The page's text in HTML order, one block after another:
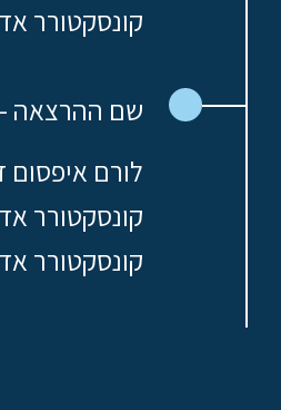
קונסקטורר
שם ההרצאה
לורם איפסום
קונסקטורר
קונסקטורר